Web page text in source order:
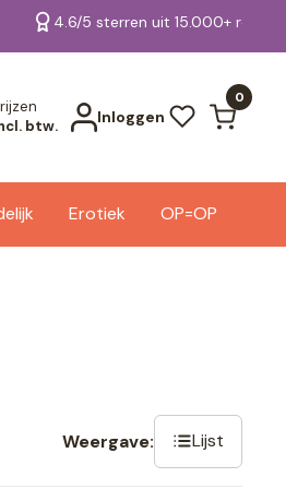
4.6/5 sterren uit 15.000+
btw.
Inloggen
0
Erotiek OP=OP
alle resultaten
Weergave: Lijst